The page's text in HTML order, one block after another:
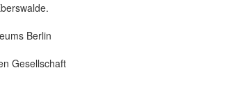
Berlin
Gesellschaft